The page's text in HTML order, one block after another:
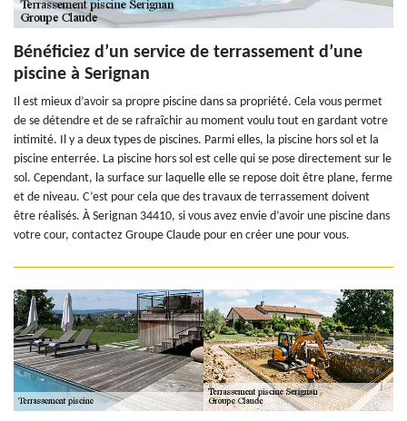
Bénéficiez d’un service de terrassement d’une
piscine à Serignan
Il est mieux d’avoir sa propre piscine dans sa propriété. Cela vous permet
de se détendre et de se rafraîchir au moment voulu tout en gardant votre
intimité. Il y a deux types de piscines. Parmi elles, la piscine hors sol et la
piscine enterrée. La piscine hors sol est celle qui se pose directement sur le
sol. Cependant, la surface sur laquelle elle se repose doit être plane, ferme
et de niveau. C’est pour cela que des travaux de terrassement doivent
être réalisés. À Serignan 34410, si vous avez envie d’avoir une piscine dans
votre cour, contactez Groupe Claude pour en créer une pour vous.